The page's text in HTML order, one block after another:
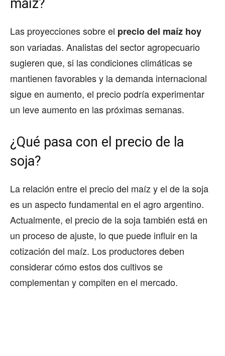
maíz?
Las proyecciones sobre el precio del maíz hoy
son variadas. Analistas del sector agropecuario
sugieren que, si las condiciones climáticas se
mantienen favorables y la demanda internacional
sigue en aumento, el precio podría experimentar
un leve aumento en las próximas semanas.
¿Qué pasa con el precio de la
soja?
La relación entre el precio del maíz y el de la soja
es un aspecto fundamental en el agro argentino.
Actualmente, el precio de la soja también está en
un proceso de ajuste, lo que puede influir en la
cotización del maíz. Los productores deben
considerar cómo estos dos cultivos se
complementan y compiten en el mercado.